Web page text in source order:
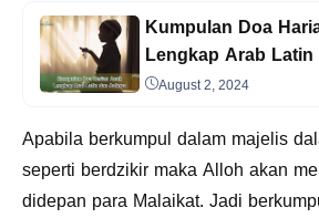
Kumpulan Doa
Lengkap Arab
August 2, 2024
Apabila berkumpul dalam majelis
seperti berdzikir maka Alloh akan
didepan para Malaikat. Jadi